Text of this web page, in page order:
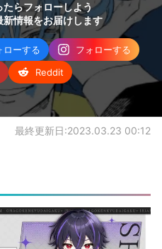
らフォローしよう
情報をお届けします
ローする
フォローする
Reddit
最終更新日:2023.03.23 00:12